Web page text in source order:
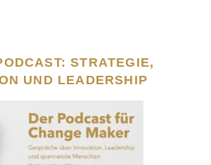
STRATEGIE,
UND LEADERSHIP